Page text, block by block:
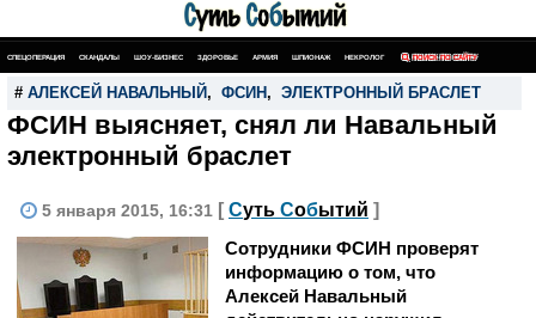
СПЕЦОПЕРАЦИЯ СКАНДАЛЫ ШОУ-БИЗНЕС ЗДОРОВЬЕ АРМИЯ ШПИОНАЖ НЕКРОЛОГ ПОИСК ПО САЙТУ
# АЛЕКСЕЙ НАВАЛЬНЫЙ , ФСИН , ЭЛЕКТРОННЫЙ БРАСЛЕТ
ФСИН выясняет, снял ли Навальный
электронный браслет
5 января 2015, 16:31 [ Суть Событий ]
Сотрудники ФСИН проверят
информацию о том, что
Алексей Навальный